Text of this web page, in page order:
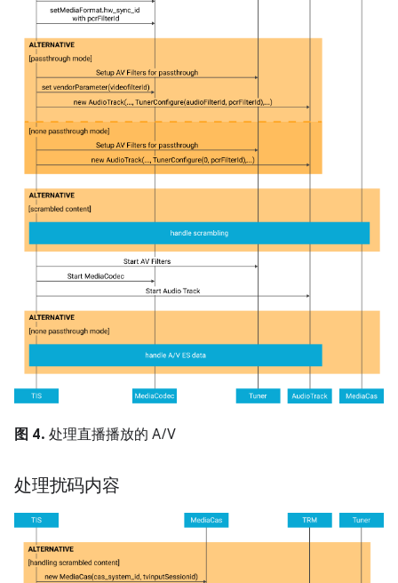
图 4. 处理直播播放的 A/V
处理扰码内容